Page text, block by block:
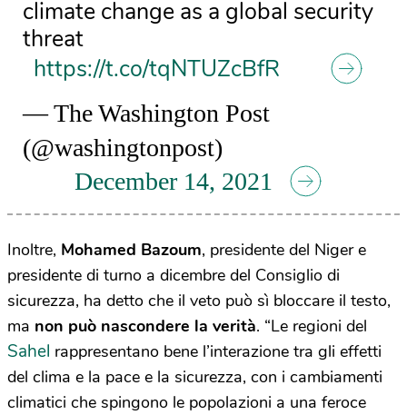
climate change as a global security
threat
https://t.co/tqNTUZcBfR
— The Washington Post
(@washingtonpost)
December 14, 2021
Inoltre, Mohamed Bazoum, presidente del Niger e
presidente di turno a dicembre del Consiglio di
sicurezza, ha detto che il veto può sì bloccare il testo,
ma non può nascondere la verità. “Le regioni del
Sahel rappresentano bene l’interazione tra gli effetti
del clima e la pace e la sicurezza, con i cambiamenti
climatici che spingono le popolazioni a una feroce